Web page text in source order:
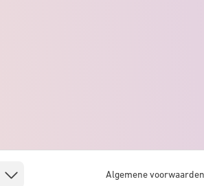
Algemene voorwaarden